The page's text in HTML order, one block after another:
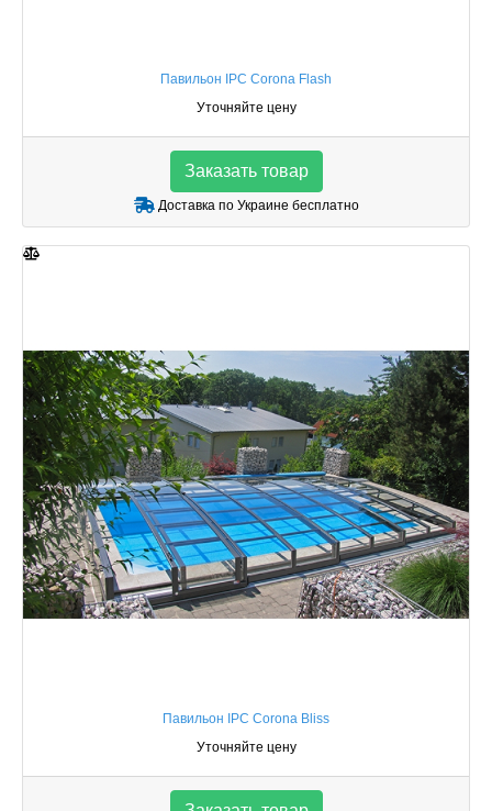
Павильон IPC Corona Flash
Уточняйте цену
Заказать товар
Доставка по Украине бесплатно
Павильон IPC Corona Bliss
Уточняйте цену